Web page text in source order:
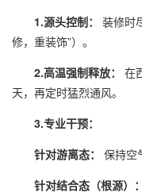
1.源头控制：
装修时
修，重装饰”）。
2.高温强制释放：
在
天，再定时猛烈通风。
3.专业干预：
针对游离态：
保持空
针对结合态（根源）：